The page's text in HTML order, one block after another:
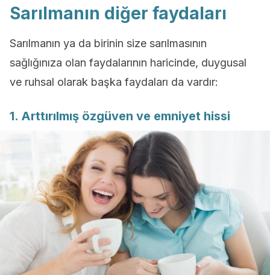
Sarılmanın diğer faydaları
Sarılmanın ya da birinin size sarılmasının
sağlığınıza olan faydalarının haricinde, duygusal
ve ruhsal olarak başka faydaları da vardır:
1. Arttırılmış özgüven ve emniyet hissi